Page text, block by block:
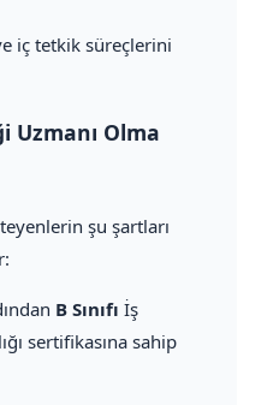
iç tetkik süreçlerini
Uzmanı Olma
şu şartları
B Sınıfı İş
sertifikasına sahip